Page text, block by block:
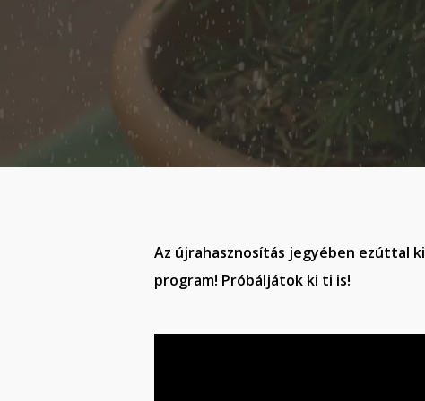
Az újrahasznosítás jegyében ezúttal
program! Próbáljátok ki ti is!